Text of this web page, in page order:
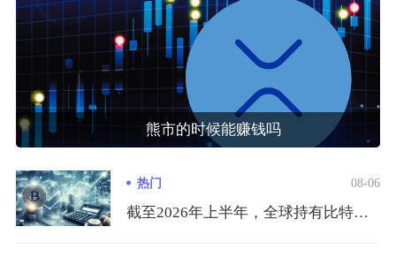
熊市的时候能赚钱吗
热门 08-06
截至2026年上半年，全球持有比特币的真实用户规模约3.65...